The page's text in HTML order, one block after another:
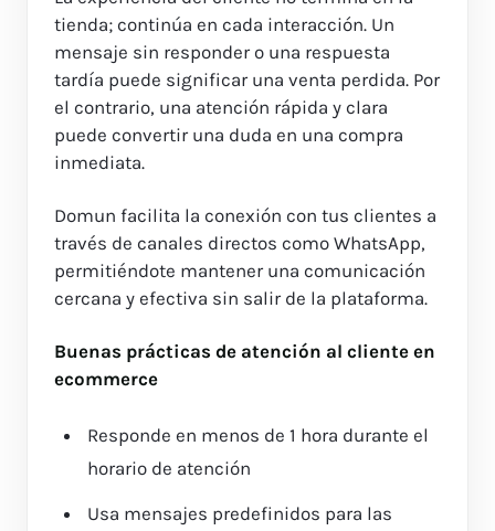
tienda; continúa en cada interacción. Un
mensaje sin responder o una respuesta
tardía puede significar una venta perdida. Por
el contrario, una atención rápida y clara
puede convertir una duda en una compra
inmediata.
Domun facilita la conexión con tus clientes a
través de canales directos como WhatsApp,
permitiéndote mantener una comunicación
cercana y efectiva sin salir de la plataforma.
Buenas prácticas de atención al cliente en
ecommerce
Responde en menos de 1 hora durante el
horario de atención
Usa mensajes predefinidos para las